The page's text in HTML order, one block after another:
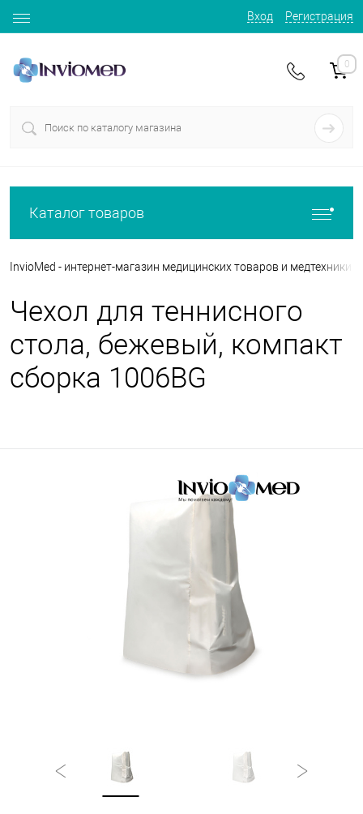
Вход Регистрация
0
Каталог товаров
InvioMed - интернет-магазин медицинских товаров и медтехники
Чехол для теннисного
стола, бежевый, компакт
сборка 1006BG